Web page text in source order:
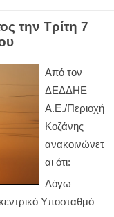
την Τρίτη 7
Από τον
ΔΕΔΔΗΕ
Α.Ε./Περιοχή
Κοζάνης
ανακοινώνετ
αι ότι:
Λόγω
Υποσταθμό